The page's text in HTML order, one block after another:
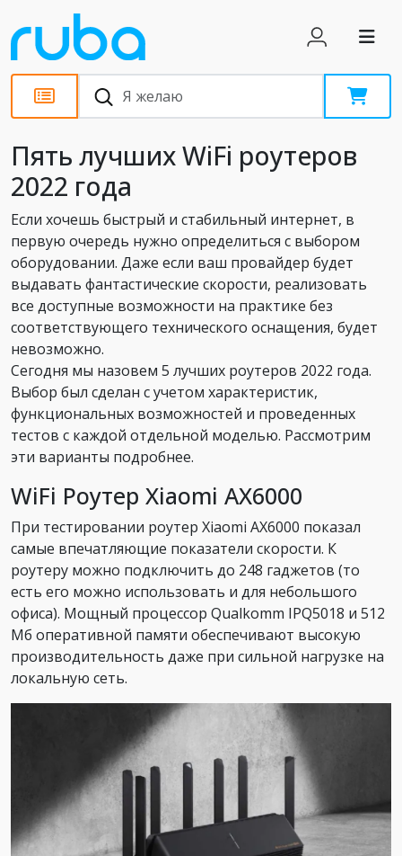
Обзоры
Пять лучших WiFi роутеров
2022 года
Если хочешь быстрый и стабильный интернет, в
первую очередь нужно определиться с выбором
оборудовании. Даже если ваш провайдер будет
выдавать фантастические скорости, реализовать
все доступные возможности на практике без
соответствующего технического оснащения, будет
невозможно.
Сегодня мы назовем 5 лучших роутеров 2022 года.
Выбор был сделан с учетом характеристик,
функциональных возможностей и проведенных
тестов с каждой отдельной моделью. Рассмотрим
эти варианты подробнее.
WiFi Роутер Xiaomi AX6000
При тестировании роутер Xiaomi AX6000 показал
самые впечатляющие показатели скорости. К
роутеру можно подключить до 248 гаджетов (то
есть его можно использовать и для небольшого
офиса). Мощный процессор Qualkomm IPQ5018 и 512
Мб оперативной памяти обеспечивают высокую
производительность даже при сильной нагрузке на
локальную сеть.